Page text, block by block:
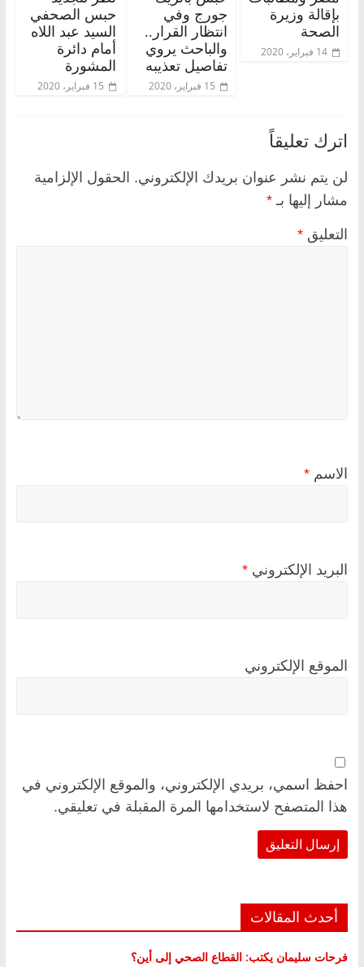
بإقالة وزيرة
الصحة
14 فبراير، 2020
جورج وفي
انتظار القرار..
والباحث يروي
تفاصيل تعذيبه
15 فبراير، 2020
حبس الصحفي
السيد عبد اللاه
أمام دائرة
المشورة
15 فبراير، 2020
اترك تعليقاً
لن يتم نشر عنوان بريدك الإلكتروني. الحقول الإلزامية
مشار إليها بـ *
التعليق *
الاسم *
البريد الإلكتروني *
الموقع الإلكتروني
احفظ اسمي، بريدي الإلكتروني، والموقع الإلكتروني في
هذا المتصفح لاستخدامها المرة المقبلة في تعليقي.
أحدث المقالات
فرحات سليمان يكتب: القطاع الصحي إلى أين؟